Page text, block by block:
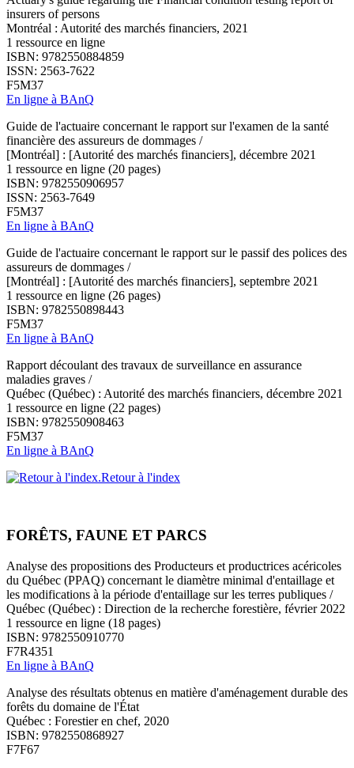
insurers of persons
Montréal : Autorité des marchés financiers, 2021
1 ressource en ligne
ISBN: 9782550884859
ISSN: 2563-7622
F5M37
En ligne à BAnQ
Guide de l'actuaire concernant le rapport sur l'examen de la santé
financière des assureurs de dommages /
[Montréal] : [Autorité des marchés financiers], décembre 2021
1 ressource en ligne (20 pages)
ISBN: 9782550906957
ISSN: 2563-7649
F5M37
En ligne à BAnQ
Guide de l'actuaire concernant le rapport sur le passif des polices des
assureurs de dommages /
[Montréal] : [Autorité des marchés financiers], septembre 2021
1 ressource en ligne (26 pages)
ISBN: 9782550898443
F5M37
En ligne à BAnQ
Rapport découlant des travaux de surveillance en assurance
maladies graves /
Québec (Québec) : Autorité des marchés financiers, décembre 2021
1 ressource en ligne (22 pages)
ISBN: 9782550908463
F5M37
En ligne à BAnQ
Retour à l'index
FORÊTS, FAUNE ET PARCS
Analyse des propositions des Producteurs et productrices acéricoles
du Québec (PPAQ) concernant le diamètre minimal d'entaillage et
les modifications à la période d'entaillage sur les terres publiques /
Québec (Québec) : Direction de la recherche forestière, février 2022
1 ressource en ligne (18 pages)
ISBN: 9782550910770
F7R4351
En ligne à BAnQ
Analyse des résultats obtenus en matière d'aménagement durable des
forêts du domaine de l'État
Québec : Forestier en chef, 2020
ISBN: 9782550868927
F7F67